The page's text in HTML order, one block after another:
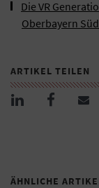
Die VR
Oberbayern
ARTIKEL TEILEN
ÄHNLICHE